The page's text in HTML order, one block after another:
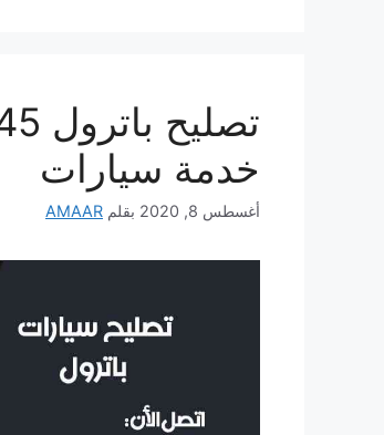
خدمة سيارات
أغسطس 8, 2020 بقلم AMAAR